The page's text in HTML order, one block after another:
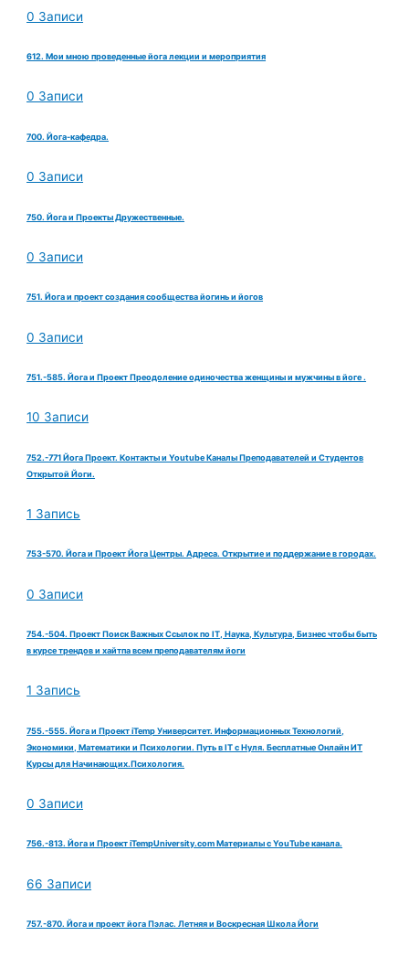
0 Записи
612. Мои мною проведенные йога лекции и мероприятия
0 Записи
700. Йога-кафедра.
0 Записи
750. Йога и Проекты Дружественные.
0 Записи
751. Йога и проект создания сообщества йогинь и йогов
0 Записи
751.-585. Йога и Проект Преодоление одиночества женщины и мужчины в йоге .
10 Записи
752.-771 Йога Проект. Контакты и Youtube Каналы Преподавателей и Студентов
Открытой Йоги.
1 Запись
753-570. Йога и Проект Йога Центры. Адреса. Открытие и поддержание в городах.
0 Записи
754.-504. Проект Поиск Важных Ссылок по IT, Наука, Культура, Бизнес чтобы быть
в курсе трендов и хайтпа всем преподавателям йоги
1 Запись
755.-555. Йога и Проект iTemp Университет. Информационных Технологий,
Экономики, Математики и Психологии. Путь в IT с Нуля. Бесплатные Онлайн ИТ
Курсы для Начинающих.Психология.
0 Записи
756.-813. Йога и Проект iTempUniversity.com Материалы с YouTube канала.
66 Записи
757.-870. Йога и проект йога Пэлас. Летняя и Воскресная Школа Йоги